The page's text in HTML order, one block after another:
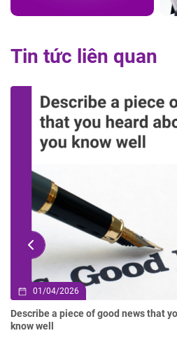
Tin tức liên quan
01/04/2026
Describe a piece of good news that
know well